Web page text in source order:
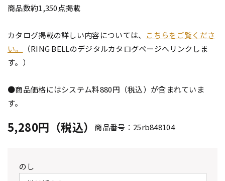
商品数約1,350点掲載
カタログ掲載の詳しい内容については、 こちらをご覧くださ
い。
（RING BELLのデジタルカタログページへリンクしま
す。）
●商品価格にはシステム料880円（税込）が含まれていま
す。
5,280円（税込） 商品番号：25rb848104
のし